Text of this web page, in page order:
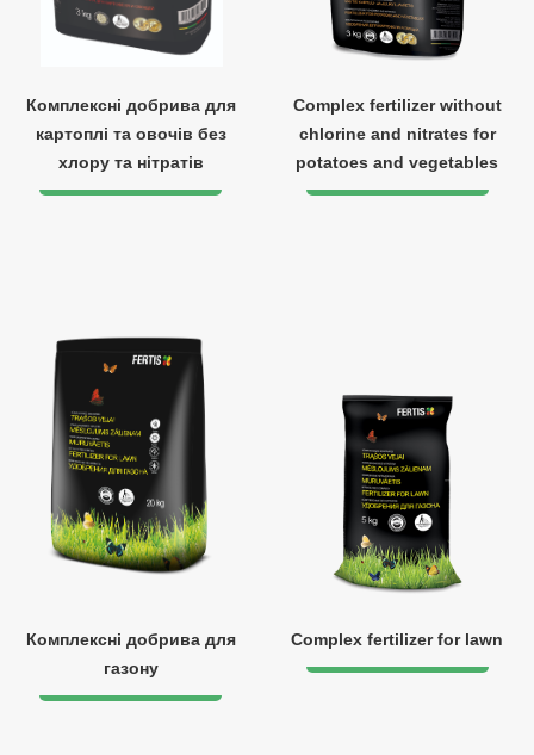
Комплексні добрива для
картоплі та овочів без
хлору та нітратів
Complex fertilizer without
chlorine and nitrates for
potatoes and vegetables
Комплексні добрива для
газону
Complex fertilizer for lawn